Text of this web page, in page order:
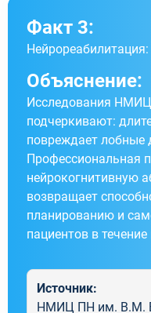
Факт 3:
Объяснение:
Исследования
подчеркивают:
повреждает лобные
Профессиональная
нейрокогнитивную
возвращает
планированию и
пациентов в течение
Источник:
НМИЦ ПН им. В.М.